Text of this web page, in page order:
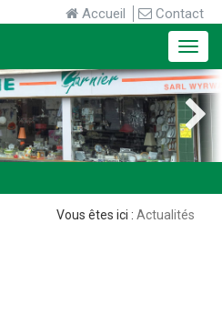
Accueil Contact
MENU
Actualités